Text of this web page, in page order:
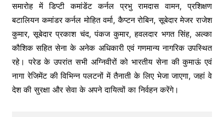
समारोह में डिप्टी कमांडेंट कर्नल प्रभु रामदास वामन, प्रशिक्षण
बटालियन कमांडर कर्नल मोहित वर्मा, कैप्टन रोबिन, सूबेदार मेजर राजेश
कुमार, सूबेदार प्रकाश चंद, पंकज कुमार, हवलदार भगत सिंह, अल्का
कौशिक सहित सेना के अनेक अधिकारी एवं गणमान्य नागरिक उपस्थित
रहे। परेड के उपरांत सभी अग्निवीरों को भारतीय सेना की कुमाऊं एवं
नागा रेजिमेंट की विभिन्न पलटनों में तैनाती के लिए भेजा जाएगा, जहां वे
देश की सुरक्षा और सेवा के अपने दायित्वों का निर्वहन करेंगे।